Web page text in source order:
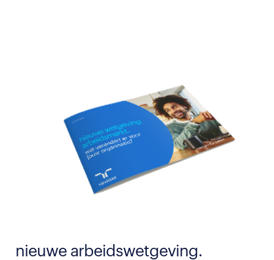
nieuwe arbeidswetgeving.